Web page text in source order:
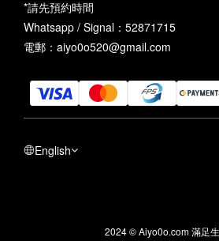
*請先預約時間
Whatsapp / Signal：52871715
電郵：aiyo0o520@gmail.com
English
2024 © Aiyo0o.com 滿足